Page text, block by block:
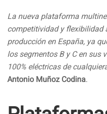
La nueva plataforma
competitividad y flexibilidad
producción en España, ya
los segmentos B y C en sus
100% eléctricas de
Antonio Muñoz Codina.